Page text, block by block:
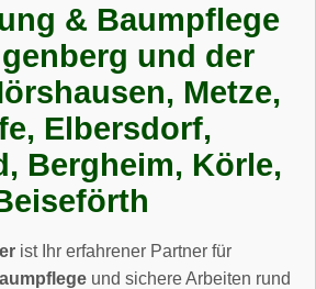
& Baumpflege
und der
Metze,
Elbersdorf,
Bergheim, Körle,
ist Ihr erfahrener Partner für
und sichere Arbeiten rund